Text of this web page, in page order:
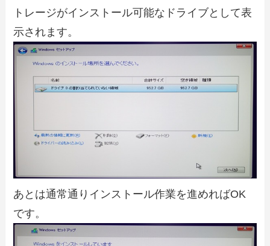
トレージがインストール可能なドライブとして表
示されます。
あとは通常通りインストール作業を進めればOK
です。